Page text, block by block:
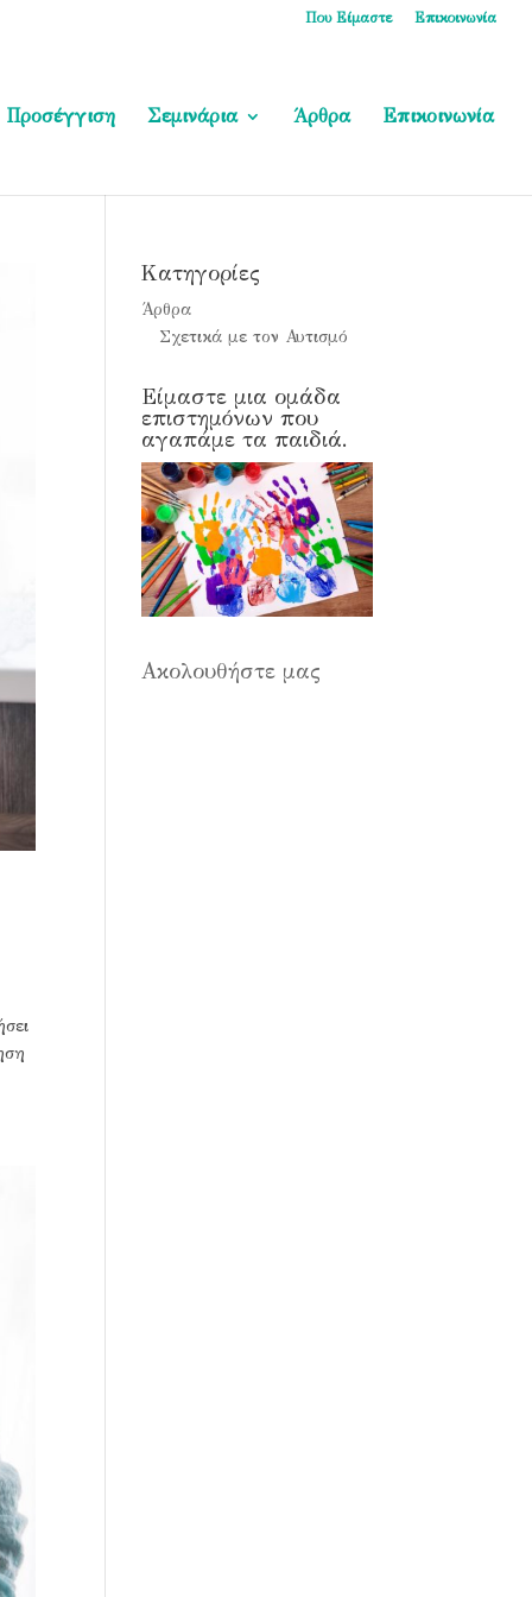
Που Είμαστε Επικοινωνία
Προσέγγιση Σεμινάρια Άρθρα Επικοινωνία
Kατηγορίες
Άρθρα
Σχετικά με τον Αυτισμό
Είμαστε μια ομάδα
επιστημόνων που
αγαπάμε τα παιδιά.
Ακολουθήστε μας